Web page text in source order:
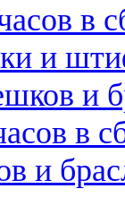
в
и
и
в
и